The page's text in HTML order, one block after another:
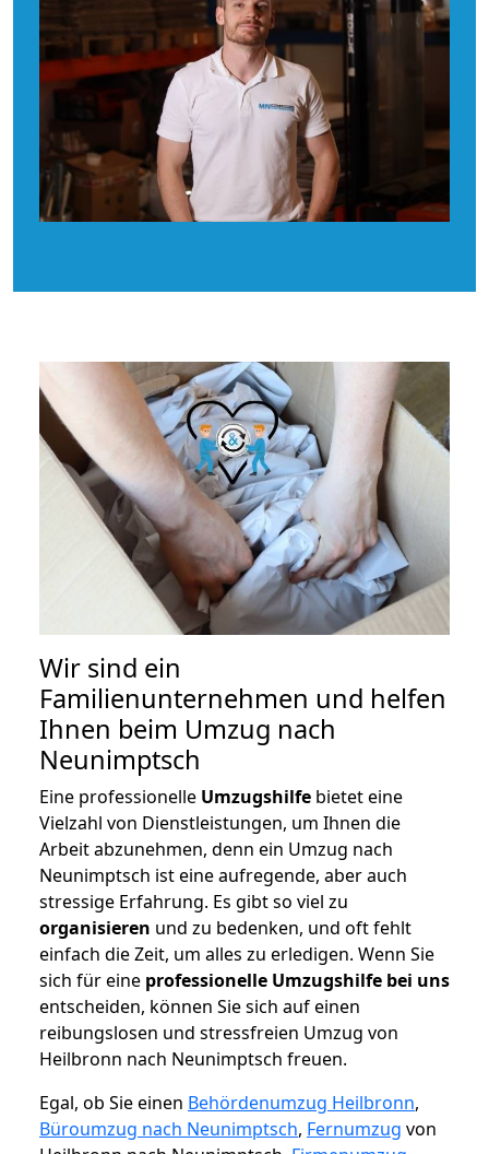
Wir sind ein
Familienunternehmen und helfen
Ihnen beim Umzug nach
Neunimptsch
Eine professionelle Umzugshilfe bietet eine
Vielzahl von Dienstleistungen, um Ihnen die
Arbeit abzunehmen, denn ein Umzug nach
Neunimptsch ist eine aufregende, aber auch
stressige Erfahrung. Es gibt so viel zu
organisieren und zu bedenken, und oft fehlt
einfach die Zeit, um alles zu erledigen. Wenn Sie
sich für eine professionelle Umzugshilfe bei uns
entscheiden, können Sie sich auf einen
reibungslosen und stressfreien Umzug von
Heilbronn nach Neunimptsch freuen.
Egal, ob Sie einen Behördenumzug Heilbronn,
Büroumzug nach Neunimptsch, Fernumzug von